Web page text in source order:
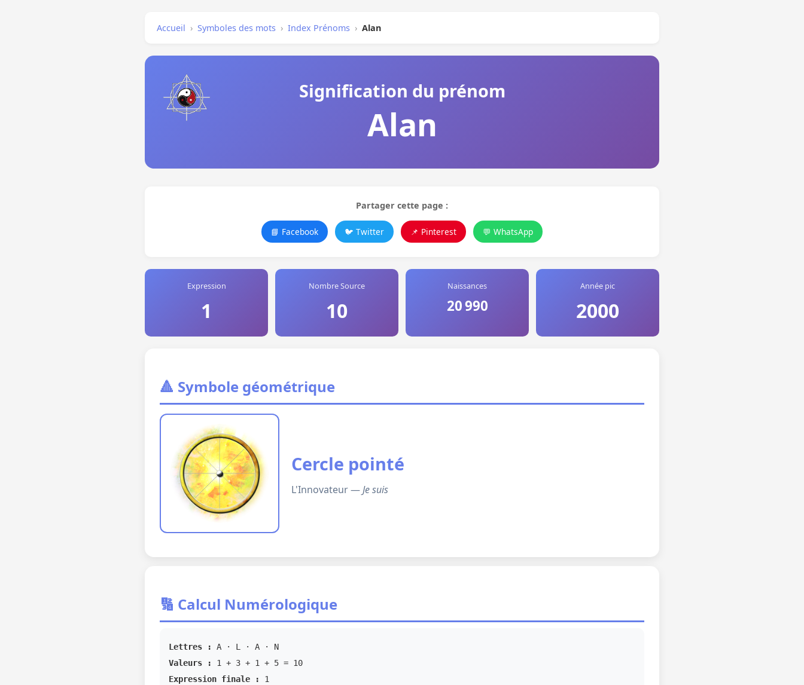
Accueil › Symboles des mots › Index Prénoms › Alan
Signification du prénom
Alan
Partager cette page :
📘 Facebook 🐦 Twitter 📌 Pinterest 💬 WhatsApp
Expression
1
Nombre Source
10
Naissances
20 990
Année pic
2000
🔺 Symbole géométrique
Cercle pointé
L'Innovateur —Je suis
🔢 Calcul Numérologique
Lettres :
A · L · A · N
Valeurs :
1 + 3 + 1 + 5 = 10
Expression finale :
1